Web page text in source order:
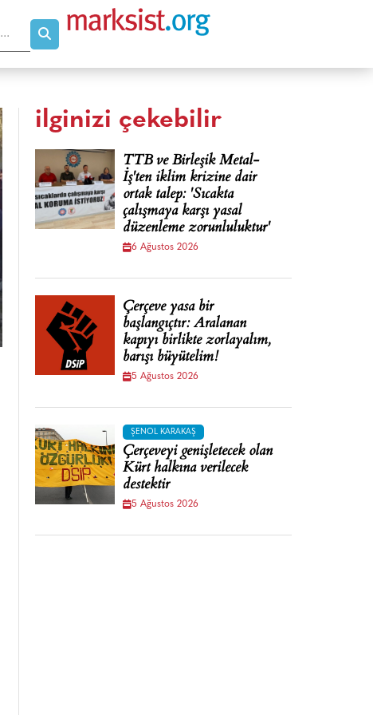
ilginizi çekebilir
TTB ve Birleşik Metal-
İş'ten iklim krizine dair
ortak talep: 'Sıcakta
çalışmaya karşı yasal
düzenleme zorunluluktur'
6 Ağustos 2026
Çerçeve yasa bir
başlangıçtır: Aralanan
kapıyı birlikte zorlayalım,
barışı büyütelim!
5 Ağustos 2026
ŞENOL KARAKAŞ
Çerçeveyi genişletecek olan
Kürt halkına verilecek
destektir
5 Ağustos 2026